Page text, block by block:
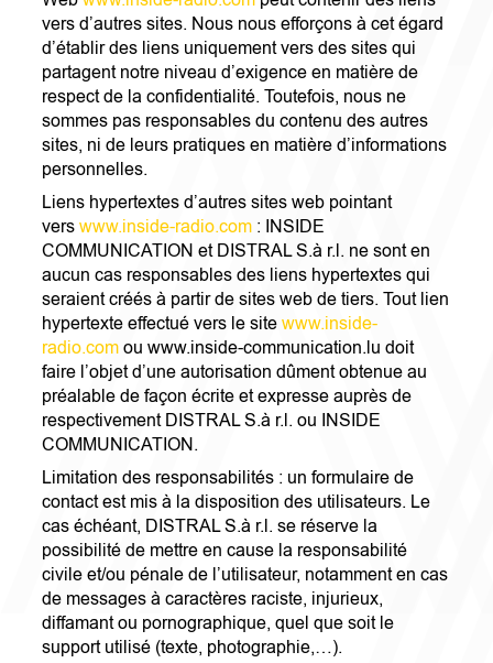
vers d’autres sites. Nous nous efforçons à cet égard
d’établir des liens uniquement vers des sites qui
partagent notre niveau d’exigence en matière de
respect de la confidentialité. Toutefois, nous ne
sommes pas responsables du contenu des autres
sites, ni de leurs pratiques en matière d’informations
personnelles.
Liens hypertextes d’autres sites web pointant
verswww.inside-radio.com : INSIDE
COMMUNICATION et DISTRAL S.à r.l. ne sont en
aucun cas responsables des liens hypertextes qui
seraient créés à partir de sites web de tiers. Tout lien
hypertexte effectué vers le sitewww.inside-
radio.comou www.inside-communication.lu doit
faire l’objet d’une autorisation dûment obtenue au
préalable de façon écrite et expresse auprès de
respectivement DISTRAL S.à r.l. ou INSIDE
COMMUNICATION.
Limitation des responsabilités : un formulaire de
contact est mis à la disposition des utilisateurs. Le
cas échéant, DISTRAL S.à r.l. se réserve la
possibilité de mettre en cause la responsabilité
civile et/ou pénale de l’utilisateur, notamment en cas
de messages à caractères raciste, injurieux,
diffamant ou pornographique, quel que soit le
support utilisé (texte, photographie,…).